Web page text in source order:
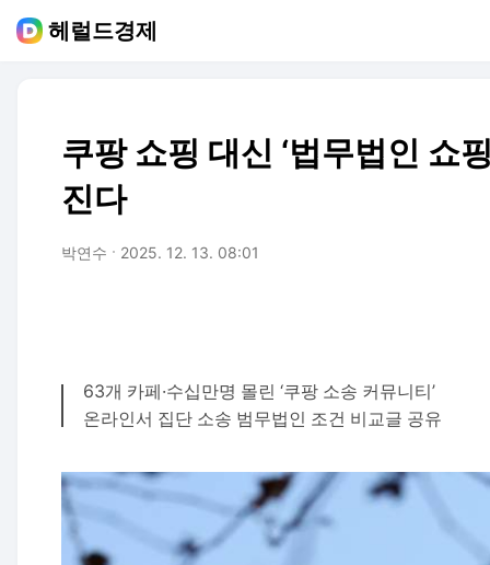
헤럴드경제
쿠팡 쇼핑 대신 ‘법무법인 쇼
진다
박연수 2025. 12. 13. 08:01
63개 카페·수십만명 몰린 ‘쿠팡 소송 커뮤니티’
온라인서 집단 소송 범무법인 조건 비교글 공유